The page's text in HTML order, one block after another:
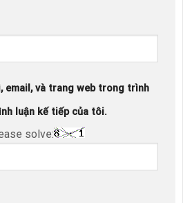
email, và trang web trong trình
luận kế tiếp của tôi.
solve: